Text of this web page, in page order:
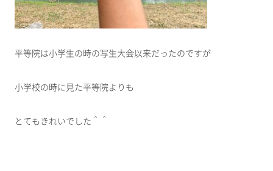
平等院は小学生の時の写生大会以来だったのですが
小学校の時に見た平等院よりも
とてもきれいでした＾＾